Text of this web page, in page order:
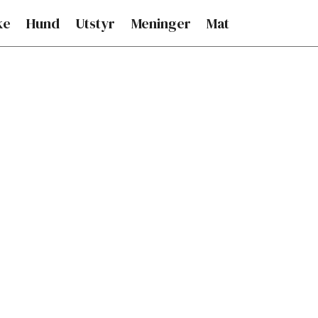
Hund Utstyr Meninger Mat